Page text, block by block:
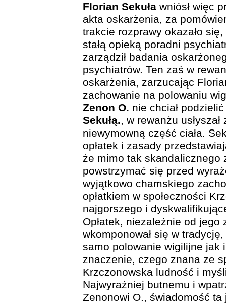
Florian Sekuła wniósł więc
akta oskarżenia, za
trakcie rozprawy okazało
stałą opieką poradni
zarządził badania
psychiatrów. Ten zaś w
oskarżenia, zarzucając
zachowanie na polowaniu
Zenon O. nie chciał
Sekułą., w rewanżu
niewymowną część ciała.
opłatek i zasady
że mimo tak skandalicznego
powstrzymać się przed
wyjątkowo chamskiego
opłatkiem w społeczności
najgorszego i
Opłatek, niezależnie od
wkomponował się w
samo polowanie wigilijne jak
znaczenie, czego znana ze
Krzczonowska ludność i
Najwyraźniej butnemu i
Zenonowi O., świadomość ta